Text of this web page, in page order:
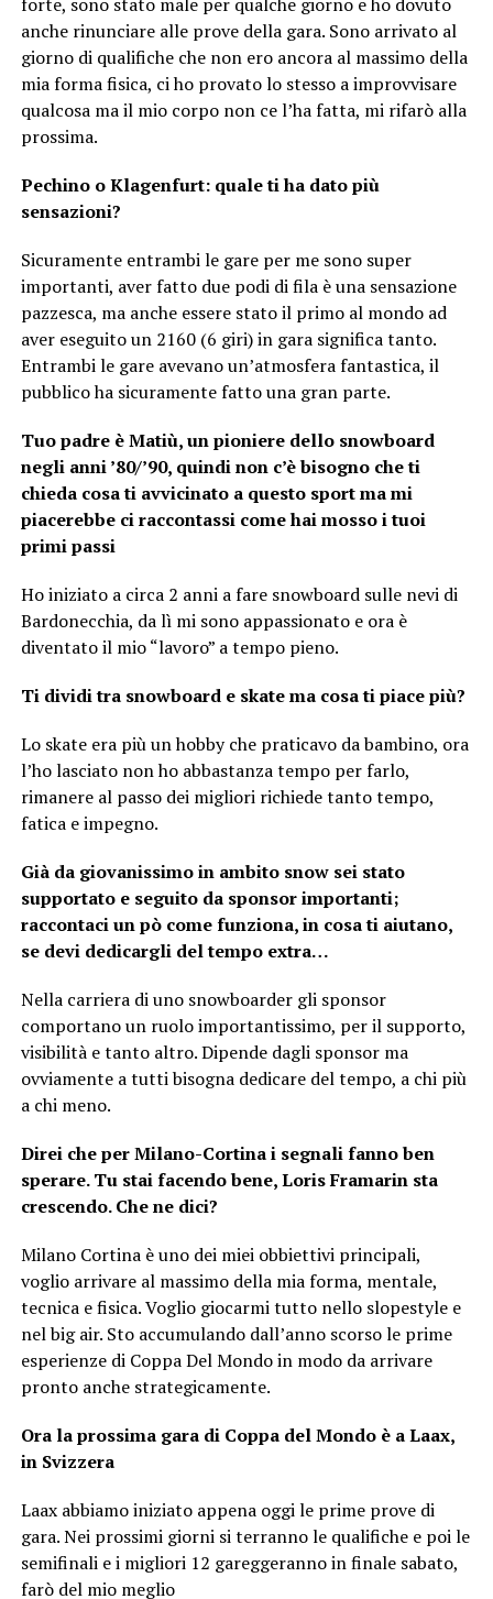
anche rinunciare alle prove della gara. Sono arrivato al
giorno di qualifiche che non ero ancora al massimo della
mia forma fisica, ci ho provato lo stesso a improvvisare
qualcosa ma il mio corpo non ce l’ha fatta, mi rifarò alla
prossima.
Pechino o Klagenfurt: quale ti ha dato più
sensazioni?
Sicuramente entrambi le gare per me sono super
importanti, aver fatto due podi di fila è una sensazione
pazzesca, ma anche essere stato il primo al mondo ad
aver eseguito un 2160 (6 giri) in gara significa tanto.
Entrambi le gare avevano un’atmosfera fantastica, il
pubblico ha sicuramente fatto una gran parte.
Tuo padre è Matiù, un pioniere dello snowboard
negli anni ’80/’90, quindi non c’è bisogno che ti
chieda cosa ti avvicinato a questo sport ma mi
piacerebbe ci raccontassi come hai mosso i tuoi
primi passi
Ho iniziato a circa 2 anni a fare snowboard sulle nevi di
Bardonecchia, da lì mi sono appassionato e ora è
diventato il mio “lavoro” a tempo pieno.
Ti dividi tra snowboard e skate ma cosa ti piace più?
Lo skate era più un hobby che praticavo da bambino, ora
l’ho lasciato non ho abbastanza tempo per farlo,
rimanere al passo dei migliori richiede tanto tempo,
fatica e impegno.
Già da giovanissimo in ambito snow sei stato
supportato e seguito da sponsor importanti;
raccontaci un pò come funziona, in cosa ti aiutano,
se devi dedicargli del tempo extra…
Nella carriera di uno snowboarder gli sponsor
comportano un ruolo importantissimo, per il supporto,
visibilità e tanto altro. Dipende dagli sponsor ma
ovviamente a tutti bisogna dedicare del tempo, a chi più
a chi meno.
Direi che per Milano-Cortina i segnali fanno ben
sperare. Tu stai facendo bene, Loris Framarin sta
crescendo. Che ne dici?
Milano Cortina è uno dei miei obbiettivi principali,
voglio arrivare al massimo della mia forma, mentale,
tecnica e fisica. Voglio giocarmi tutto nello slopestyle e
nel big air. Sto accumulando dall’anno scorso le prime
esperienze di Coppa Del Mondo in modo da arrivare
pronto anche strategicamente.
Ora la prossima gara di Coppa del Mondo è a Laax,
in Svizzera
Laax abbiamo iniziato appena oggi le prime prove di
gara. Nei prossimi giorni si terranno le qualifiche e poi le
semifinali e i migliori 12 gareggeranno in finale sabato,
farò del mio meglio